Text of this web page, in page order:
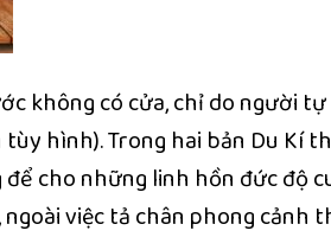
không có cửa, chỉ do người
hình). Trong hai bản Du Kí
cho những linh hồn đức độ
việc tả chân phong